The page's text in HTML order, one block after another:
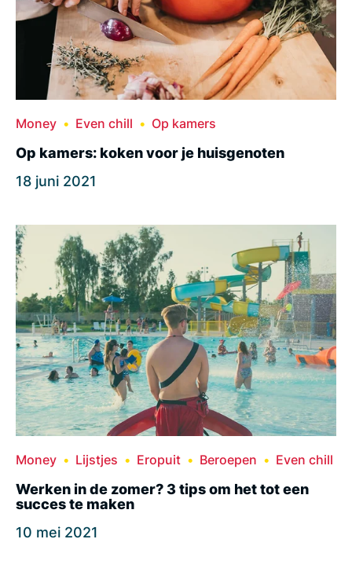
Money Even chill Op kamers
Op kamers: koken voor je huisgenoten
18 juni 2021
Money Lijstjes Eropuit Beroepen Even chill
Werken in de zomer? 3 tips om het tot een
succes te maken
10 mei 2021